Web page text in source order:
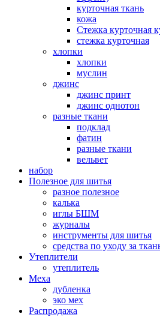
курточная ткань
кожа
Стежка курточная
стежка курточная
хлопки
хлопки
муслин
джинс
джинс принт
джинс однотон
разные ткани
подклад
фатин
разные ткани
вельвет
набор
Полезное для шитья
разное полезное
калька
иглы БШМ
журналы
инструменты для шитья
средства по уходу за
Утеплители
утеплитель
Меха
дубленка
эко мех
Распродажа